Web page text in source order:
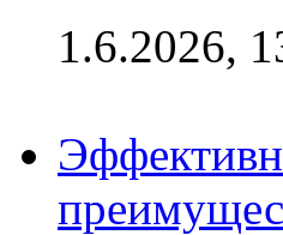
1.6.2026,